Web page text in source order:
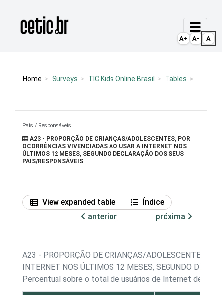
Página inicial
Home Surveys TIC Kids Online Brasil Tables
Pais / Responsáveis
A23 - PROPORÇÃO DE CRIANÇAS/ADOLESCENTES, POR
OCORRÊNCIAS VIVENCIADAS AO USAR A INTERNET NOS
ÚLTIMOS 12 MESES, SEGUNDO DECLARAÇÃO DOS SEUS
PAIS/RESPONSÁVEIS
View expanded table
Índice
anterior
próxima
A23 - PROPORÇÃO DE CRIANÇAS/ADOLESCENTES,
INTERNET NOS ÚLTIMOS 12 MESES, SEGUNDO
Percentual sobre o total de usuários de Internet de 9 a
A+ A- A